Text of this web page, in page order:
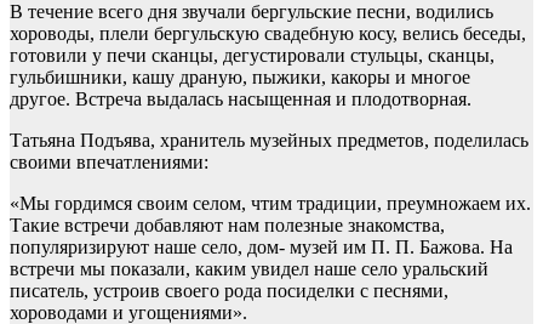
В течение всего дня звучали бергульские песни, водились
хороводы, плели бергульскую свадебную косу, велись беседы,
готовили у печи сканцы, дегустировали стульцы, сканцы,
гульбишники, кашу драную, пыжики, какоры и многое
другое. Встреча выдалась насыщенная и плодотворная.
Татьяна Подъява, хранитель музейных предметов, поделилась
своими впечатлениями:
«Мы гордимся своим селом, чтим традиции, преумножаем их.
Такие встречи добавляют нам полезные знакомства,
популяризируют наше село, дом- музей им П. П. Бажова. На
встречи мы показали, каким увидел наше село уральский
писатель, устроив своего рода посиделки с песнями,
хороводами и угощениями».